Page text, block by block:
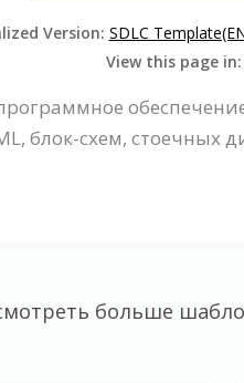
Version: SDLC
View this page in:
блок-схем, стоечных
больше